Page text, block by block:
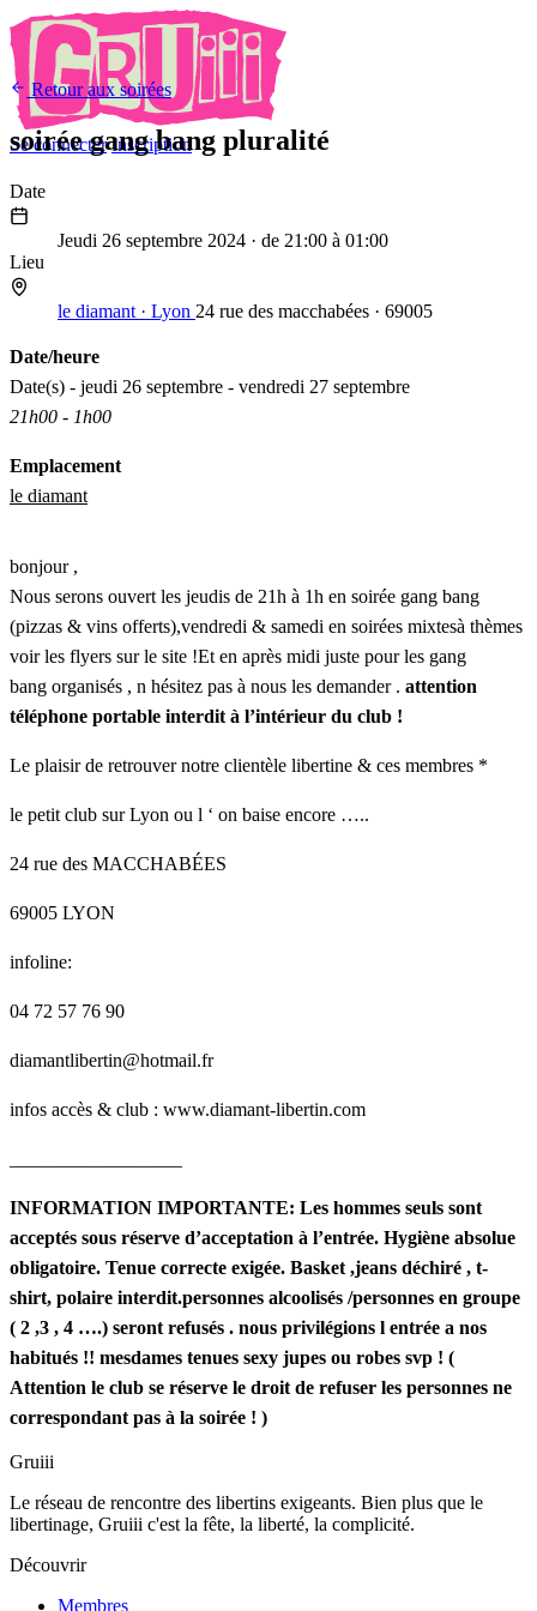
Se connecter Inscription
Retour aux soirées
soirée gang bang pluralité
Date
Jeudi 26 septembre 2024 · de 21:00 à 01:00
Lieu
le diamant · Lyon 24 rue des macchabées · 69005
Date/heure
Date(s) - jeudi 26 septembre - vendredi 27 septembre
21h00 - 1h00
Emplacement
le diamant
bonjour ,
Nous serons ouvert les jeudis de 21h à 1h en soirée gang bang
(pizzas & vins offerts),vendredi & samedi en soirées mixtesà thèmes
voir les flyers sur le site !Et en après midi juste pour les gang
bang organisés , n hésitez pas à nous les demander . attention
téléphone portable interdit à l’intérieur du club !
Le plaisir de retrouver notre clientèle libertine & ces membres *
le petit club sur Lyon ou l ‘ on baise encore …..
24 rue des MACCHABÉES
69005 LYON
infoline:
04 72 57 76 90
diamantlibertin@hotmail.fr
infos accès & club : www.diamant-libertin.com
INFORMATION IMPORTANTE: Les hommes seuls sont
acceptés sous réserve d’acceptation à l’entrée. Hygiène absolue
obligatoire. Tenue correcte exigée. Basket ,jeans déchiré , t-
shirt, polaire interdit.personnes alcoolisés /personnes en groupe
( 2 ,3 , 4 ….) seront refusés . nous privilégions l entrée a nos
habitués !! mesdames tenues sexy jupes ou robes svp ! (
Attention le club se réserve le droit de refuser les personnes ne
correspondant pas à la soirée ! )
Gruiii
Le réseau de rencontre des libertins exigeants. Bien plus que le
libertinage, Gruiii c'est la fête, la liberté, la complicité.
Découvrir
Membres